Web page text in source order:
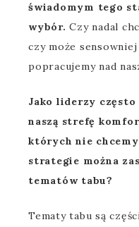
świadomym tego
wybór. Czy nadal
czy może
popracujemy nad
Jako liderzy
naszą strefę
których nie
strategie można
tematów tabu?
Tematy tabu są